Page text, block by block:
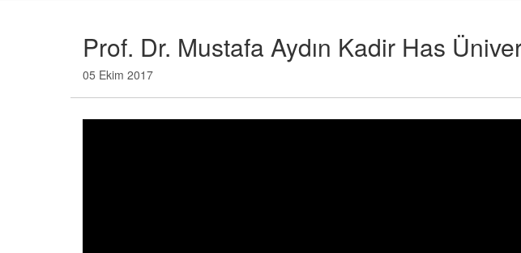
Prof. Dr. Mustafa Aydın Kadir Has
05 Ekim 2017